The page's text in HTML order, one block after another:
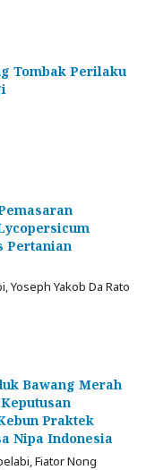
Tombak Perilaku
Pertanian
Yoseph Yakob Da Rato
Bawang Merah
Praktek
Nipa Indonesia
Fiator Nong